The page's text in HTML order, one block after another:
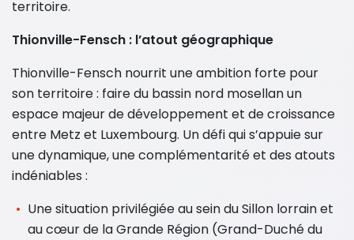
territoire.
Thionville-Fensch : l’atout géographique
Thionville-Fensch nourrit une ambition forte pour
son territoire : faire du bassin nord mosellan un
espace majeur de développement et de croissance
entre Metz et Luxembourg. Un défi qui s’appuie sur
une dynamique, une complémentarité et des atouts
indéniables :
Une situation privilégiée au sein du Sillon lorrain et
au cœur de la Grande Région (Grand-Duché du